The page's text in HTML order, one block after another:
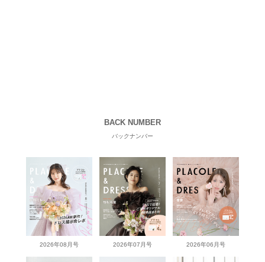
BACK NUMBER
バックナンバー
2026年08月号 2026年07月号 2026年06月号